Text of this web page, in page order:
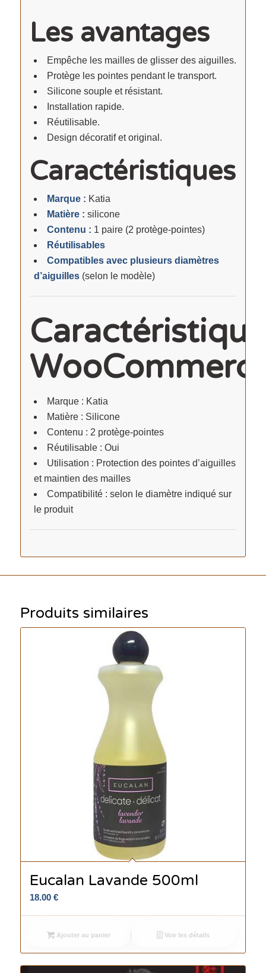
Les avantages
Empêche les mailles de glisser des aiguilles.
Protège les pointes pendant le transport.
Silicone souple et résistant.
Installation rapide.
Réutilisable.
Design décoratif et original.
Caractéristiques
Marque : Katia
Matière : silicone
Contenu : 1 paire (2 protège-pointes)
Réutilisables
Compatibles avec plusieurs diamètres
d’aiguilles(selon le modèle)
Marque : Katia
Matière : Silicone
Contenu : 2 protège-pointes
Réutilisable : Oui
Utilisation : Protection des pointes d’aiguilles
et maintien des mailles
Compatibilité : selon le diamètre indiqué sur
le produit
Produits similaires
Eucalan Lavande 500ml
18.00 €
Ajouter au panier Voir les détails